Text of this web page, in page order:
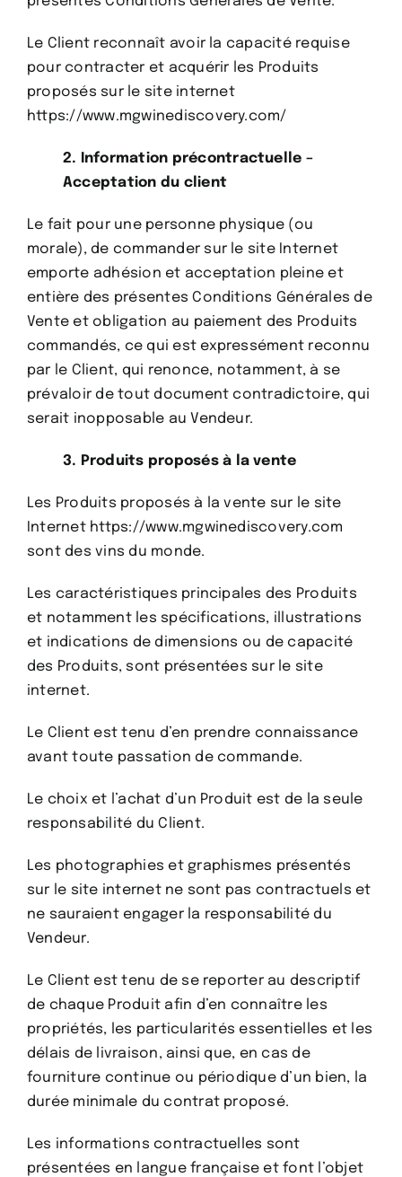
Le Client reconnaît avoir la capacité requise
pour contracter et acquérir les Produits
proposés sur le site internet
https://www.mgwinediscovery.com/
2. Information précontractuelle –
Acceptation du client
Le fait pour une personne physique (ou
morale), de commander sur le site Internet
emporte adhésion et acceptation pleine et
entière des présentes Conditions Générales de
Vente et obligation au paiement des Produits
commandés, ce qui est expressément reconnu
par le Client, qui renonce, notamment, à se
prévaloir de tout document contradictoire, qui
serait inopposable au Vendeur.
3. Produits proposés à la vente
Les Produits proposés à la vente sur le site
Internet https://www.mgwinediscovery.com
sont des vins du monde.
Les caractéristiques principales des Produits
et notamment les spécifications, illustrations
et indications de dimensions ou de capacité
des Produits, sont présentées sur le site
internet.
Le Client est tenu d’en prendre connaissance
avant toute passation de commande.
Le choix et l’achat d’un Produit est de la seule
responsabilité du Client.
Les photographies et graphismes présentés
sur le site internet ne sont pas contractuels et
ne sauraient engager la responsabilité du
Vendeur.
Le Client est tenu de se reporter au descriptif
de chaque Produit afin d’en connaître les
propriétés, les particularités essentielles et les
délais de livraison, ainsi que, en cas de
fourniture continue ou périodique d’un bien, la
durée minimale du contrat proposé.
Les informations contractuelles sont
présentées en langue française et font l’objet